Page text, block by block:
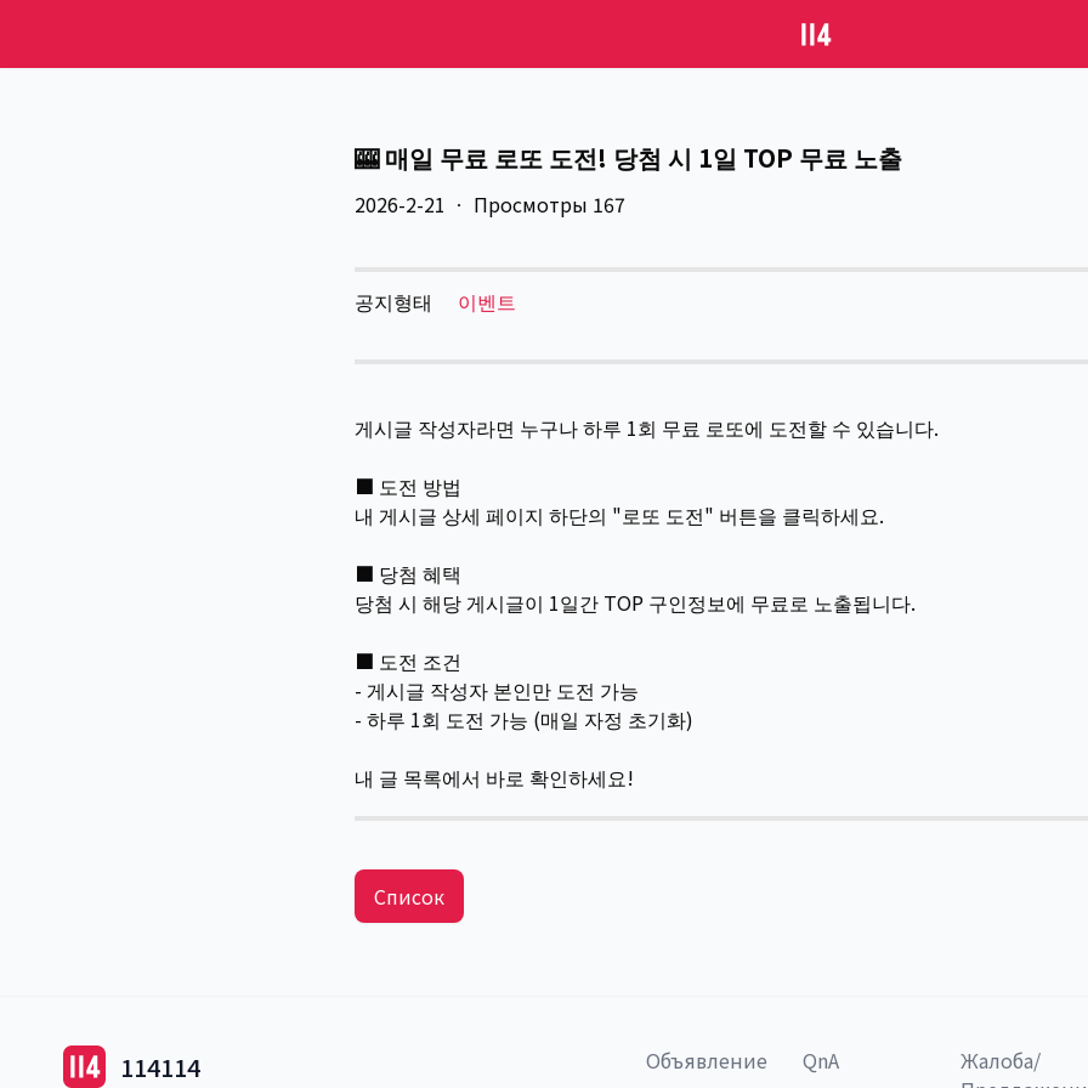
🎰 매일 무료 로또 도전! 당첨 시 1일 TOP 무료 노출
2026-2-21 ㆍ Просмотры 167
공지형태 이벤트
게시글 작성자라면 누구나 하루 1회 무료 로또에 도전할 수 있습니다.
■ 도전 방법
내 게시글 상세 페이지 하단의 "로또 도전" 버튼을 클릭하세요.
■ 당첨 혜택
당첨 시 해당 게시글이 1일간 TOP 구인정보에 무료로 노출됩니다.
■ 도전 조건
- 게시글 작성자 본인만 도전 가능
- 하루 1회 도전 가능 (매일 자정 초기화)
내 글 목록에서 바로 확인하세요!
Список
114114 Объявление QnA
Жалоба/